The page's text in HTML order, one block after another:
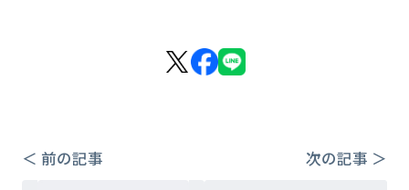
＜ 前の記事 次の記事 ＞